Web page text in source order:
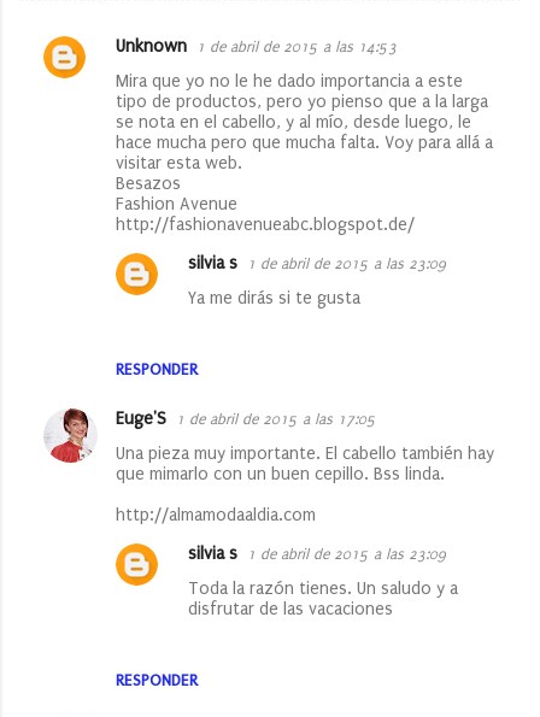
C
Unknown 1 de abril de 2015 a las 14:53
Mira que yo no le he dado importancia a este
tipo de productos, pero yo pienso que a la larga
se nota en el cabello, y al mío, desde luego, le
hace mucha pero que mucha falta. Voy para allá a
visitar esta web.
Besazos
Fashion Avenue
http://fashionavenueabc.blogspot.de/
RESPONDER
silvia s 1 de abril de 2015 a las 23:09
Ya me dirás si te gusta
Euge'S 1 de abril de 2015 a las 17:05
Una pieza muy importante. El cabello también hay
que mimarlo con un buen cepillo. Bss linda.
http://almamodaaldia.com
RESPONDER
silvia s 1 de abril de 2015 a las 23:09
Toda la razón tienes. Un saludo y a
disfrutar de las vacaciones